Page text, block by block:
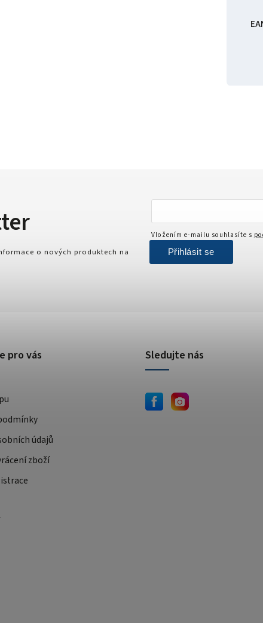
pro vás
údajů
zboží
o nových produktech na
Vložením e-mailu souhlasíte s
Přihlásit se
Sledujte nás